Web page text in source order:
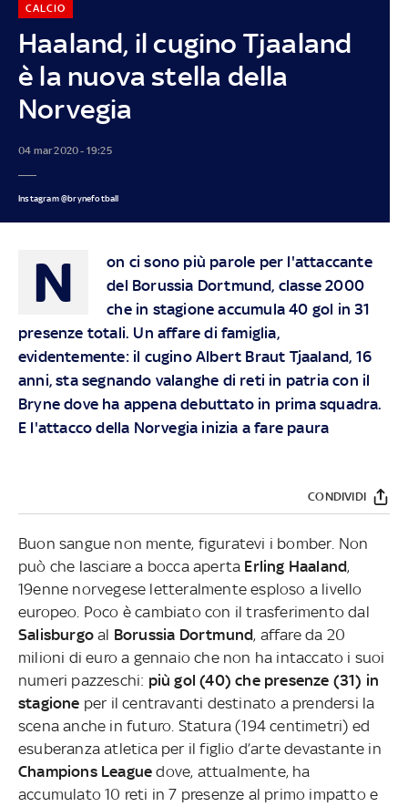
Haaland, il cugino Tjaaland
è la nuova stella della
Norvegia
CALCIO
04 mar 2020 - 19:25
Instagram @brynefotball
N
on ci sono più parole per l'attaccante
del Borussia Dortmund, classe 2000
che in stagione accumula 40 gol in 31
presenze totali. Un affare di famiglia,
evidentemente: il cugino Albert Braut Tjaaland, 16
anni, sta segnando valanghe di reti in patria con il
Bryne dove ha appena debuttato in prima squadra.
E l'attacco della Norvegia inizia a fare paura
CONDIVIDI
Buon sangue non mente, figuratevi i bomber. Non
può che lasciare a bocca aperta Erling Haaland,
19enne norvegese letteralmente esploso a livello
europeo. Poco è cambiato con il trasferimento dal
Salisburgo al Borussia Dortmund, affare da 20
milioni di euro a gennaio che non ha intaccato i suoi
numeri pazzeschi: più gol (40) che presenze (31) in
stagione per il centravanti destinato a prendersi la
scena anche in futuro. Statura (194 centimetri) ed
esuberanza atletica per il figlio d’arte devastante in
Champions League dove, attualmente, ha
accumulato 10 reti in 7 presenze al primo impatto e